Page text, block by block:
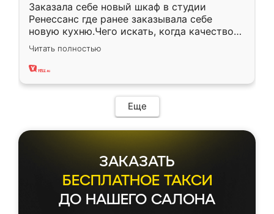
Заказала себе новый шкаф в студии
Ренессанс где ранее заказывала себе
новую кухню.Чего искать, когда качеством
вполне довольна. Служит кухня уже почти
два года, нареканий нет.
Читать полностью
Еще
ЗАКАЗАТЬ
БЕСПЛАТНОЕ ТАКСИ
ДО НАШЕГО САЛОНА